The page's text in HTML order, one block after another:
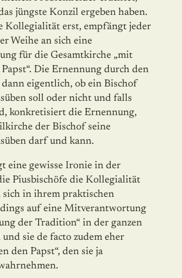
jüngste Konzil ergeben haben.
Kolle­gialität erst, empfängt jeder
Weihe an sich eine
für die Gesamtkirche „mit
Die Ernennung durch den
dann eigentlich, ob ein Bischof
soll oder nicht und falls
konkretisiert die Ernennung,
der Bischof seine
darf und kann.
eine gewisse Ironie in der
Piusbischöfe die Kollegia­lität
sich in ihrem praktischen
auf eine Mitver­ant­wortung
der Tradition“ in der ganzen
sie de facto zudem eher
den Papst“, den sie ja